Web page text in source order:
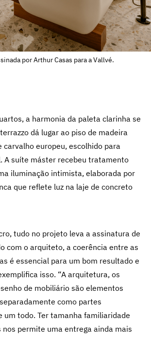
por Arthur Casas para a Vallvé.
a harmonia da paleta clarinha se
dá lugar ao piso de madeira
carvalho europeu, escolhido para
A suíte máster recebeu trata­mento
iluminação in­timista, elaborada por
que reflete luz na laje de concreto
tudo no projeto leva a assinatura de
com o arquiteto, a coerência entre as
é essencial para um bom resultado e
isso. “A arqui­tetura, os
de mobi­liário são elementos
como partes
um todo. Ter tamanha familiaridade
nos permite uma entrega ainda mais